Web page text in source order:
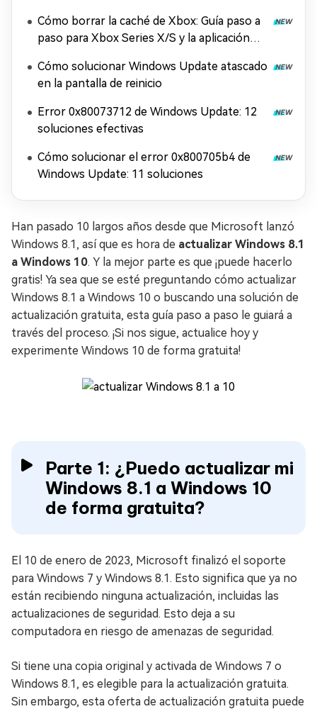
Cómo borrar la caché de Xbox: Guía paso a
paso para Xbox Series X/S y la aplicación
Cómo solucionar Windows Update atascado
en la pantalla de reinicio
Error 0x80073712 de Windows Update: 12
soluciones efectivas
Cómo solucionar el error 0x800705b4 de
Windows Update: 11 soluciones
Han pasado 10 largos años desde que Microsoft lanzó
Windows 8.1, así que es hora de actualizar Windows 8.1
a Windows 10. Y la mejor parte es que ¡puede hacerlo
gratis! Ya sea que se esté preguntando cómo actualizar
Windows 8.1 a Windows 10 o buscando una solución de
actualización gratuita, esta guía paso a paso le guiará a
través del proceso. ¡Si nos sigue, actualice hoy y
experimente Windows 10 de forma gratuita!
Parte 1: ¿Puedo actualizar mi
Windows 8.1 a Windows 10
de forma gratuita?
El 10 de enero de 2023, Microsoft finalizó el soporte
para Windows 7 y Windows 8.1. Esto significa que ya no
están recibiendo ninguna actualización, incluidas las
actualizaciones de seguridad. Esto deja a su
computadora en riesgo de amenazas de seguridad.
Si tiene una copia original y activada de Windows 7 o
Windows 8.1, es elegible para la actualización gratuita.
Sin embargo, esta oferta de actualización gratuita puede